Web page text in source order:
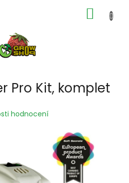
KOŠÍK
Pro Kit, komplet
hodnocení